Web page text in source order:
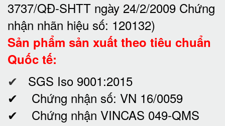
3737/QĐ-SHTT ngày 24/2/2009 Chứng
nhận nhãn hiệu số: 120132)
Sản phẩm sản xuất theo tiêu chuẩn
Quốc tế:
✔ SGS Iso 9001:2015
✔ Chứng nhận số: VN 16/0059
✔ Chứng nhận VINCAS 049-QMS